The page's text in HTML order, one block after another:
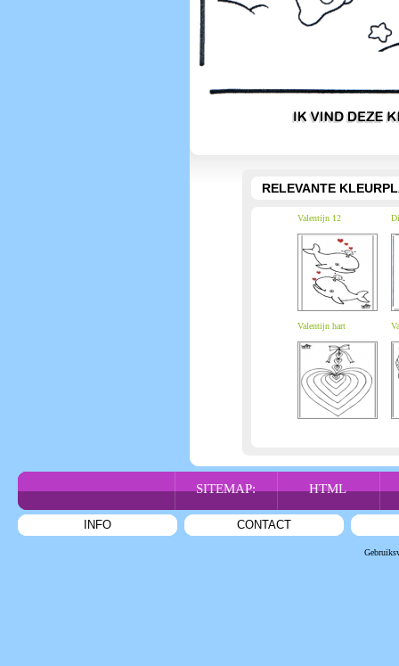
RELEVANTE
Valentijn 12
Valentijn hart
SITEMAP: HTML
INFO CONTACT